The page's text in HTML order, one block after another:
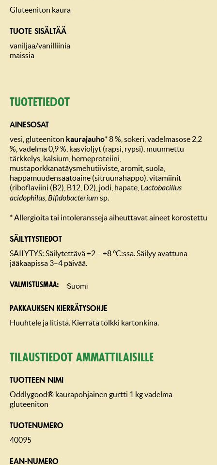
Gluteeniton kaura
TUOTE SISÄLTÄÄ
vaniljaa/vanilliinia
maissia
Tuotetiedot
AINESOSAT
vesi, gluteeniton kaurajauho* 8 %, sokeri, vadelmasose 2,2
%, vadelma 0,9 %, kasviöljyt (rapsi, rypsi), muunnettu
tärkkelys, kalsium, herneproteiini,
mustaporkkanatäysmehutiiviste, aromit, suola,
happamuudensäätöaine (sitruunahappo), vitamiinit
(riboflaviini (B2), B12, D2), jodi, hapate, Lactobacillus
acidophilus Bifidobacterium sp.
* Allergioita tai intoleransseja aiheuttavat aineet korostettu
SÄILYTYSTIEDOT
SÄILYTYS: Säilytettävä +2 – +8 °C:ssa. Säilyy avattuna
jääkaapissa 3–4 päivää.
Valmistusmaa Suomi
PAKKAUKSEN KIERRÄTYSOHJE
Huuhtele ja litistä. Kierrätä tölkki kartonkina.
Tilaustiedot ammattilaisille
TUOTTEEN NIMI
Oddlygood® kaurapohjainen gurtti 1 kg vadelma
gluteeniton
TUOTENUMERO
40095
EAN-NUMERO